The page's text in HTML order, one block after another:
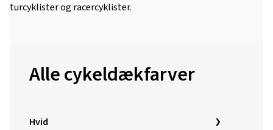
turcyklister og racercyklister.
Alle cykeldækfarver
Hvid